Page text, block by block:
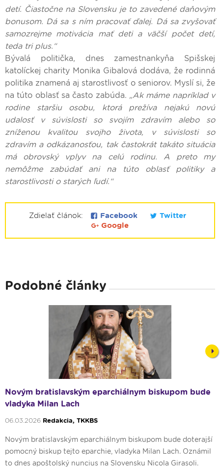
detí. Čiastočne na Slovensku je to zavedené daňovým
bonusom. Dá sa s ním pracovať ďalej. Dá sa zvyšovať
samozrejme motivácia mať deti a väčší počet detí,
teda tri plus.“
Bývalá politička, dnes zamestnankyňa Spišskej
katolíckej charity Monika Gibalová dodáva, že rodinná
politika znamená aj starostlivosť o seniorov. Myslí si, že
na túto oblasť sa často zabúda. „Ak máme napríklad v
rodine staršiu osobu, ktorá prežíva nejakú novú
udalosť v súvislosti so svojím zdravím alebo so
zníženou kvalitou svojho života, v súvislosti so
zdravím a odkázanosťou, tak častokrát takáto situácia
má obrovský vplyv na celú rodinu. A preto my
nemôžme zabúdať ani na túto oblasť politiky a
starostlivosti o starých ľudí.“
Zdielať článok: Facebook
Twitter
Google
Podobné články
Novým bratislavským eparchiálnym biskupom bude
vladyka Milan Lach
06.03.2026 Redakcia, TKKBS
Novým bratislavským eparchiálnym biskupom bude doterajší
pomocný biskup tejto eparchie, vladyka Milan Lach. Oznámil
to dnes apoštolský nuncius na Slovensku Nicola Girasoli.